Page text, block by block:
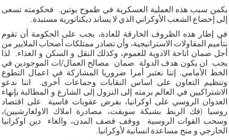
يكمن سبب هذه العملية العسكرية في طموح بوتين. فحكومته تسعى
إلى إخضاع الشعب الأوكراني الذي لا يساند ديكتاتورية مستبدة.
في إطار هذه الظروف الخارقة للعادة، يجب على الحكومة أن تقوم
بتأميم المقاولات الاستراتيجية، وأن تصادر ممتلكات أصحاب الملايير من
أجل ضمان اتاحة الادوية للعموم، وكذلك النقل و السكن و الغذاء. لذا
يجب ان يكون هدف الدولة ضمان مصالح العمال/ات الموجودين في
الخط الأمامي. إننا نعتبر أمرا ضروريا المشاركة في اعمال التطوع
وتنظيم التعاون على اساس النقابات وجماعات أخرى. اننا ندعو
الاشتراكيين في العالم برمته إلى النزول إلى الشارع و المطالبة بإنهاء
العدوان الروسي على اوكرانيا، بفرض عقوبات قاسية على اقتصاد
روسيا (فك الربط بشبكة سويفت، مصادرة املاك الاولغارشيين)،
وسحب القوات الروسية ووقف قصف المدن، والغاء دين اوكرانيا
الخارجي و منح مساعدة انسانية لأوكرانيا.